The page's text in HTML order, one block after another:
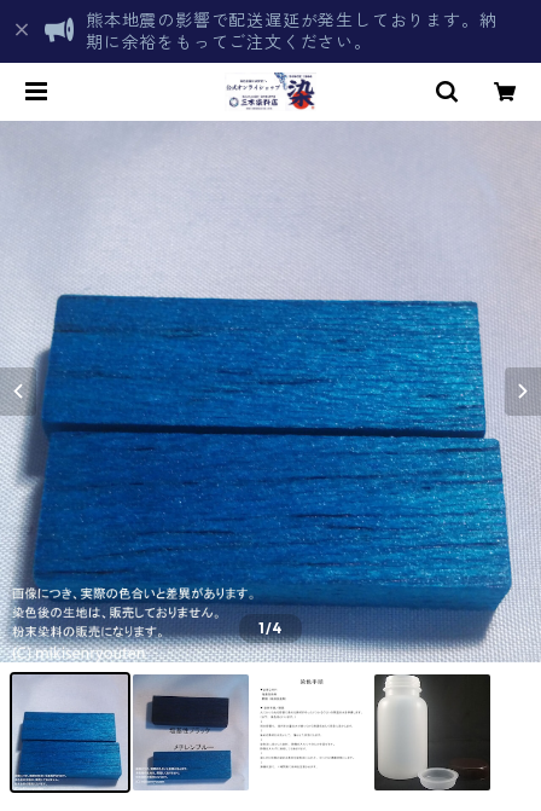
熊本地震の影響で配送遅延が発生しております。納
期に余裕をもってご注文ください。
1/4